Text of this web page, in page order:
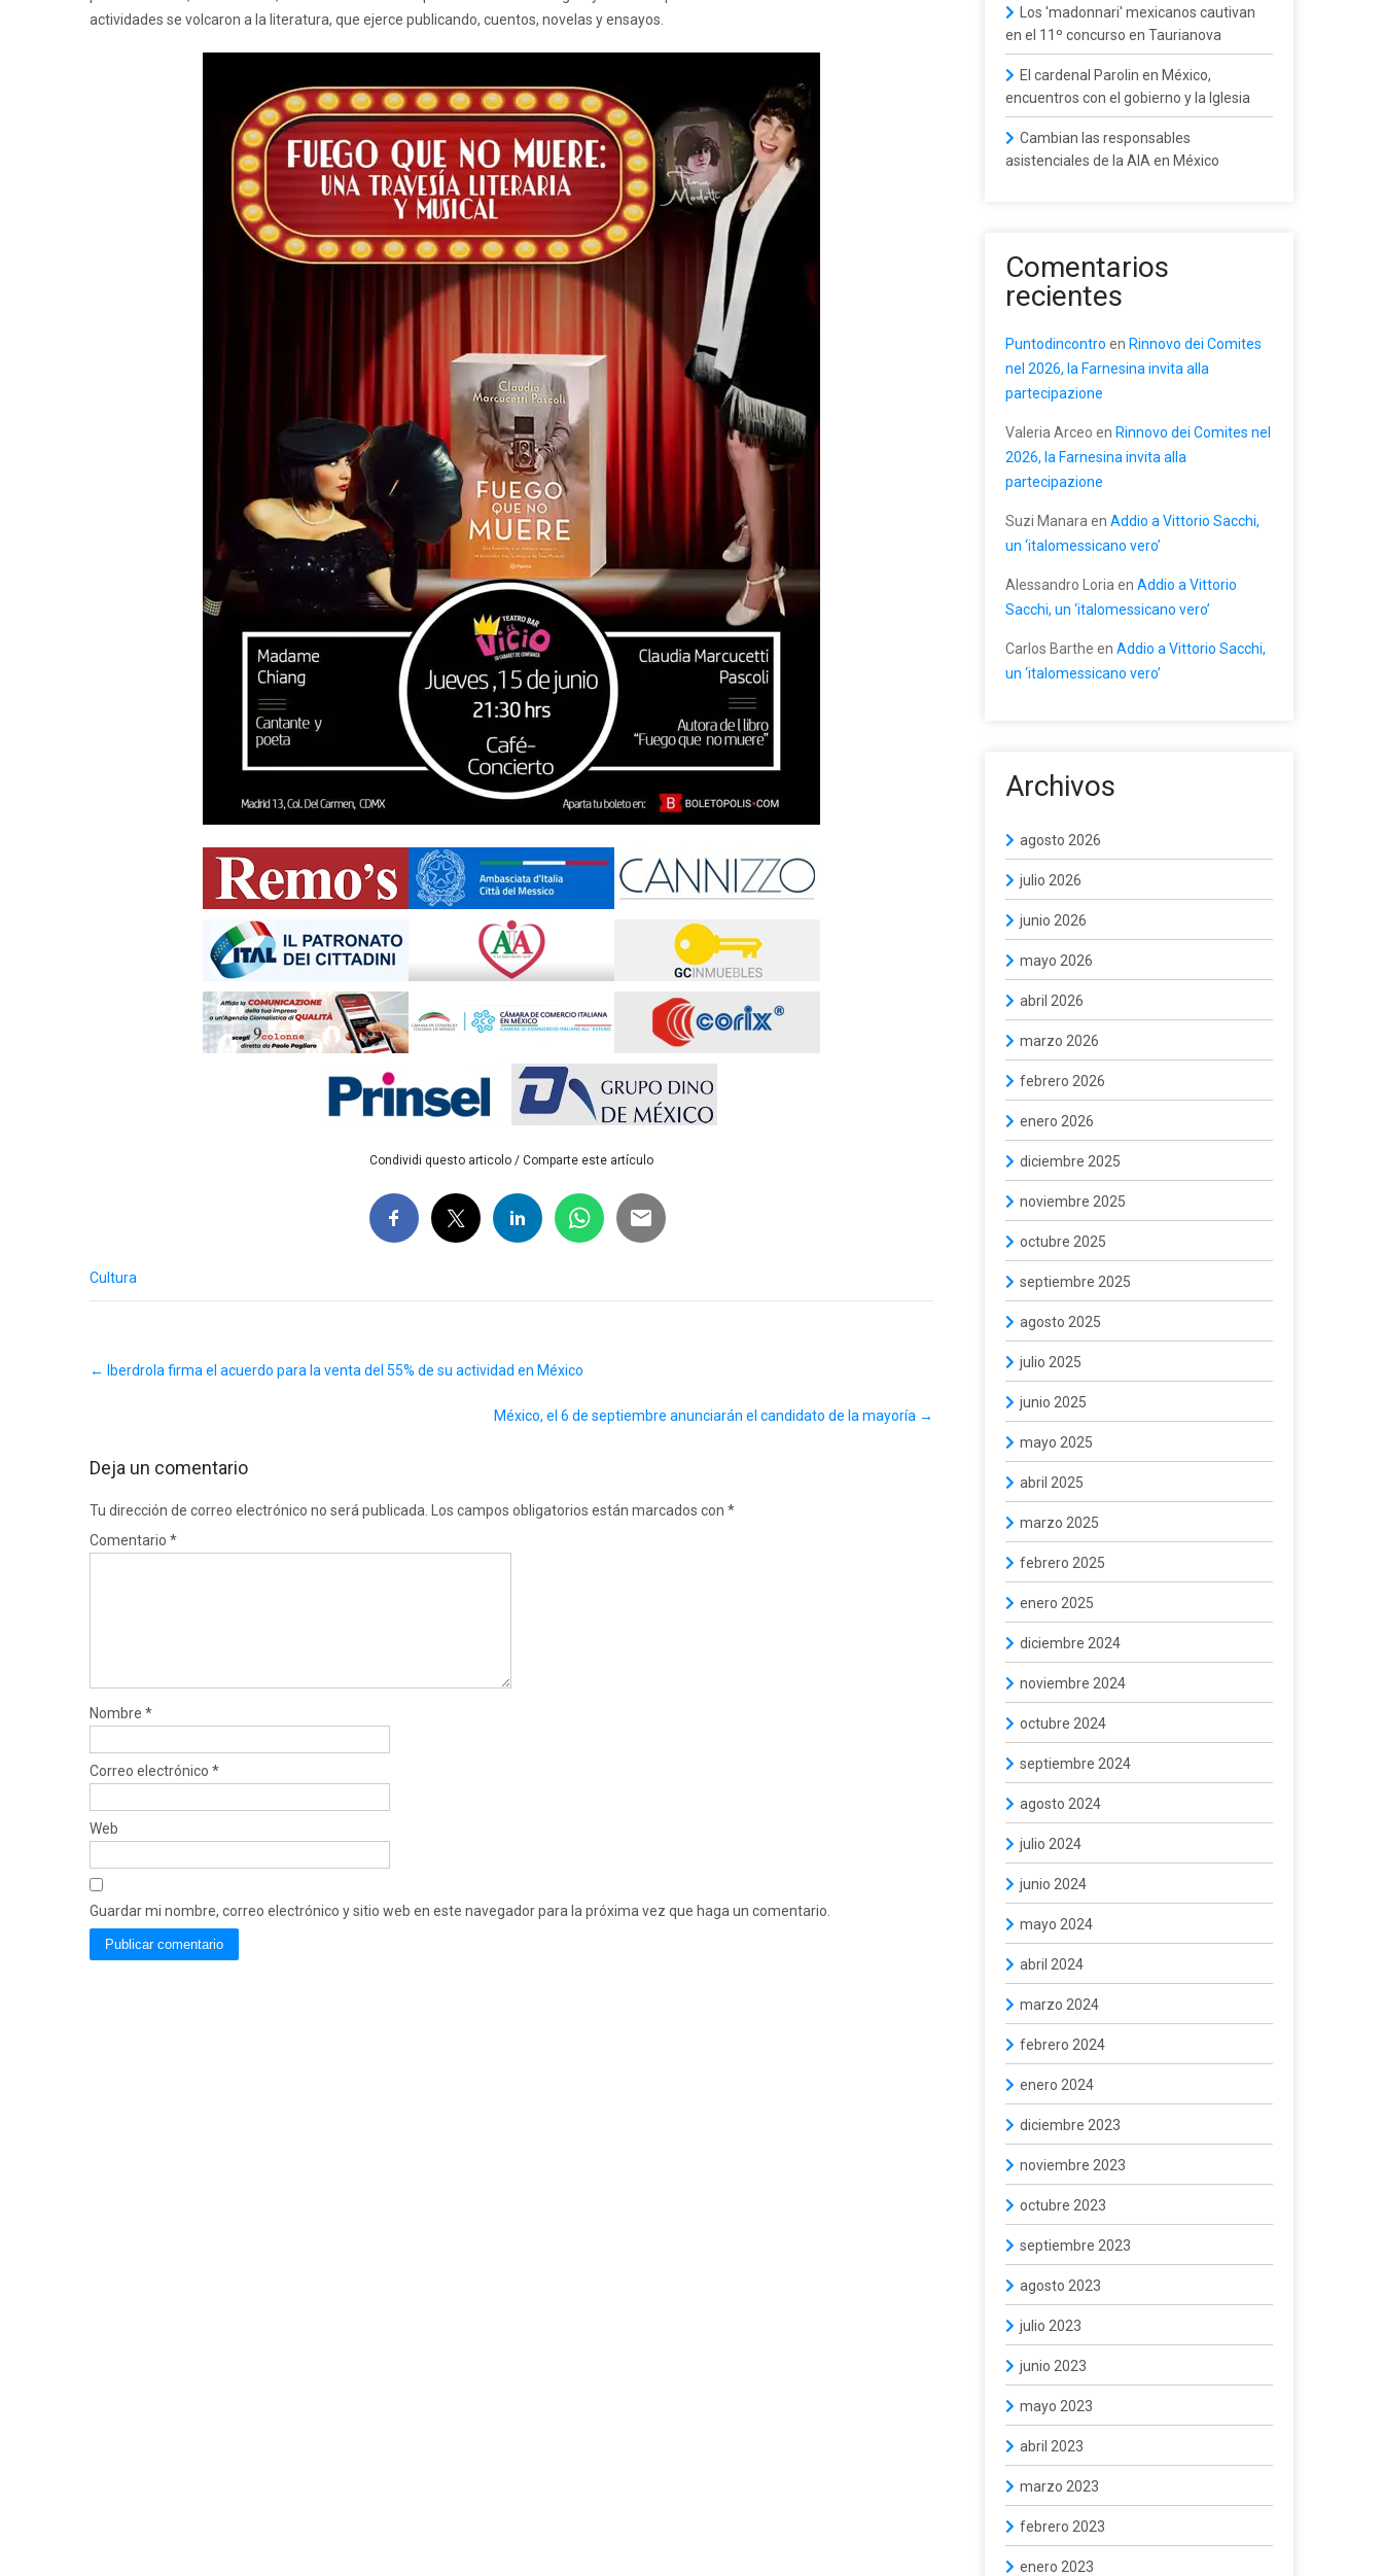
actividades se volcaron a la literatura, que ejerce publicando, cuentos, novelas y ensayos.
Condividi questo articolo / Comparte este artículo
Cultura
navigation
← Iberdrola firma el acuerdo para la venta del 55% de su actividad en México
México, el 6 de septiembre anunciarán el candidato de la mayoría →
Deja un comentario
Tu dirección de correo electrónico no será publicada. Los campos obligatorios están marcados con *
Comentario *
Nombre *
Correo electrónico *
Web
Guardar mi nombre, correo electrónico y sitio web en este navegador para la próxima vez que haga un comentario.
Los 'madonnari' mexicanos cautivan
en el 11º concurso en Taurianova
El cardenal Parolin en México,
encuentros con el gobierno y la Iglesia
Cambian las responsables
asistenciales de la AIA en México
Comentarios
recientes
Puntodincontro en Rinnovo dei Comites
nel 2026, la Farnesina invita alla
partecipazione
Valeria Arceo en Rinnovo dei Comites nel
2026, la Farnesina invita alla
partecipazione
Suzi Manara en Addio a Vittorio Sacchi,
un ‘italomessicano vero’
Alessandro Loria en Addio a Vittorio
Sacchi, un ‘italomessicano vero’
Carlos Barthe en Addio a Vittorio Sacchi,
un ‘italomessicano vero’
Archivos
agosto 2026
julio 2026
junio 2026
mayo 2026
abril 2026
marzo 2026
febrero 2026
enero 2026
diciembre 2025
noviembre 2025
octubre 2025
septiembre 2025
agosto 2025
julio 2025
junio 2025
mayo 2025
abril 2025
marzo 2025
febrero 2025
enero 2025
diciembre 2024
noviembre 2024
octubre 2024
septiembre 2024
agosto 2024
julio 2024
junio 2024
mayo 2024
abril 2024
marzo 2024
febrero 2024
enero 2024
diciembre 2023
noviembre 2023
octubre 2023
septiembre 2023
agosto 2023
julio 2023
junio 2023
mayo 2023
abril 2023
marzo 2023
febrero 2023
enero 2023